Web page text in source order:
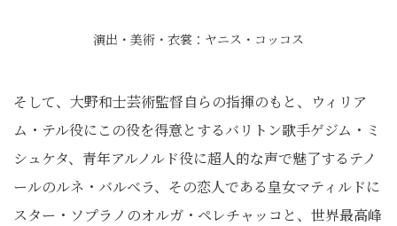
演出・美術・衣裳：ヤニス・コッコス
そして、大野和士芸術監督自らの指揮のもと、ウィリア
ム・テル役にこの役を得意とするバリトン歌手ゲジム・ミ
シュケタ、青年アルノルド役に超人的な声で魅了するテノ
ールのルネ・バルベラ、その恋人である皇女マティルドに
スター・ソプラノのオルガ・ペレチャッコと、世界最高峰